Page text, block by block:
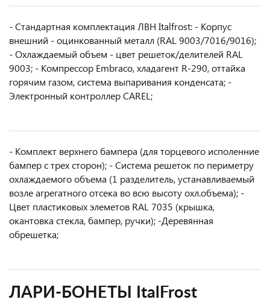
- Стандартная комплектация ЛВН Italfrost: - Корпус
внешний - оцинкованный металл (RAL 9003/7016/9016);
- Охлаждаемый объем - цвет решеток/делителей RAL
9003; - Компрессор Embraco, хладагент R-290, оттайка
горячим газом, система выпаривания конденсата; -
Электронный контроллер CAREL;
- Комплект верхнего бампера (для торцевого исполенние
бампер с трех сторон); - Система решеток по периметру
охлаждаемого объема (1 разделитель, устанавливаемый
возле агрегатного отсека во всю высоту охл.объема); -
Цвет пластиковых элеметов RAL 7035 (крышка,
окантовка стекла, бампер, ручки); -Деревянная
обрешетка;
ЛАРИ-БОНЕТЫ ItalFrost